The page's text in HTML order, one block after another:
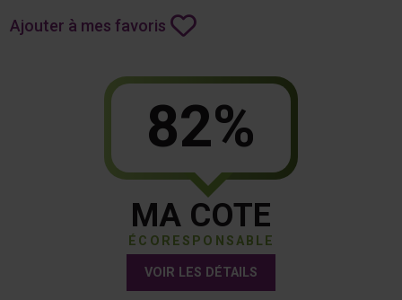
Ajouter à mes favoris
82%
MA COTE
ÉCORESPONSABLE
VOIR LES DÉTAILS